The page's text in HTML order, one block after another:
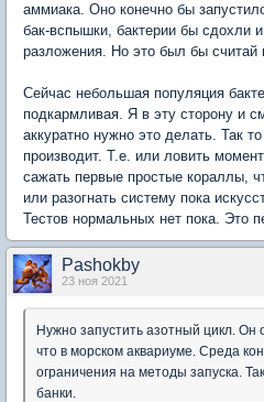
аммиака. Оно конечно бы
бак-вспышки, бактерии бы сдохли
разложения. Но это был бы считай
Сейчас небольшая популяция
подкармливая. Я в эту сторону и
аккуратно нужно это делать. Так
производит. Т.е. или ловить
сажать первые простые кораллы,
или разогнать систему пока
Тестов нормальных нет пока. Это
Pashokby
23 ноя 2021
Нужно запустить азотный цикл. Он
что в морском аквариуме. Среда
ограничения на методы запуска.
банки.